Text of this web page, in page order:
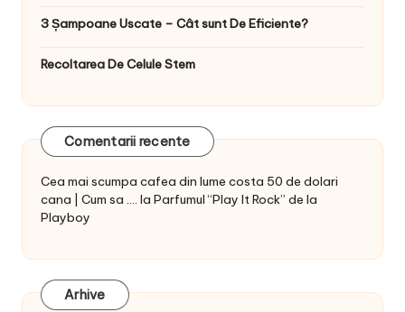
3 Șampoane Uscate – Cât sunt De Eficiente?
Recoltarea De Celule Stem
Comentarii recente
Cea mai scumpa cafea din lume costa 50 de dolari
cana | Cum sa ....
la Parfumul “Play It Rock” de la
Playboy
Arhive